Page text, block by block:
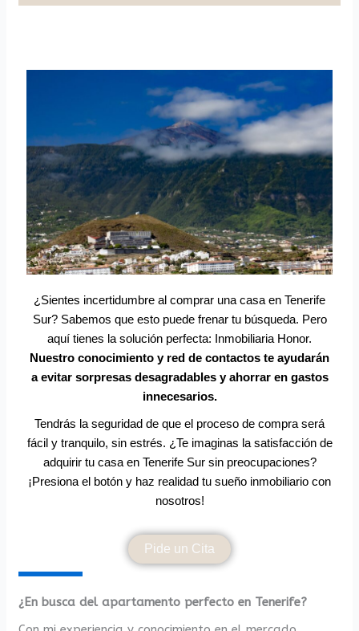
¿Sientes incertidumbre al comprar una casa en Tenerife
Sur? Sabemos que esto puede frenar tu búsqueda. Pero
aquí tienes la solución perfecta: Inmobiliaria Honor.
Nuestro conocimiento y red de contactos te ayudarán
a evitar sorpresas desagradables y ahorrar en gastos
innecesarios.
Tendrás la seguridad de que el proceso de compra será
fácil y tranquilo, sin estrés. ¿Te imaginas la satisfacción de
adquirir tu casa en Tenerife Sur sin preocupaciones?
¡Presiona el botón y haz realidad tu sueño inmobiliario con
nosotros!
Pide un Cita
¿En busca del apartamento perfecto en Tenerife?